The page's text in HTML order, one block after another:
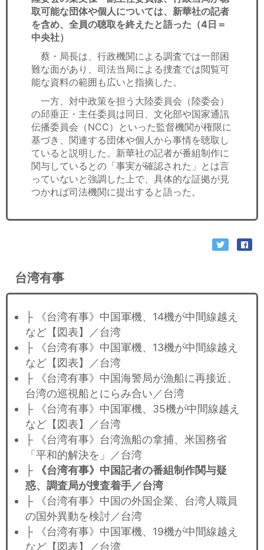
取可能な団体や個人については、新華社の記者
を含め、全員の聴取を終えたと語った（4日＝
中央社）
蔡・局長は、行政機関による調査では一部困
難な面があり、司法当局による捜査では閲覧可
能な資料の範囲も広いと指摘した。
一方、対中政策を担う大陸委員会（陸委会）
の邱垂正・主任委員は同日、文化部や国家通訊
伝播委員会（NCC）といった監督機関が権限に
基づき、関連する団体や個人から事情を聴取し
ていると説明した。新華社の記者が番組制作に
関与しているとの「事実が確認された」とは言
っていないと強調した上で、具体的な証拠が見
つかれば司法機関に提出すると語った。
台湾有事
├ 《台湾有事》中国軍機、14機が中間線越え
など【図表】／台湾
├ 《台湾有事》中国軍機、13機が中間線越え
など【図表】／台湾
├ 《台湾有事》中国海警局が漁船に再接近、
台湾の巡視船とにらみ合い／台湾
├ 《台湾有事》中国軍機、35機が中間線越え
など【図表】／台湾
├ 《台湾有事》台湾漁船の拿捕、米国務省
「平和的解決を」／台湾
├
《台湾有事》中国記者の番組制作関与疑
惑、調査局が捜査着手／台湾
├ 《台湾有事》中国の外国企業、台湾人職員
の国外異動を検討／台湾
├ 《台湾有事》中国軍機、19機が中間線越え
など【図表】／台湾